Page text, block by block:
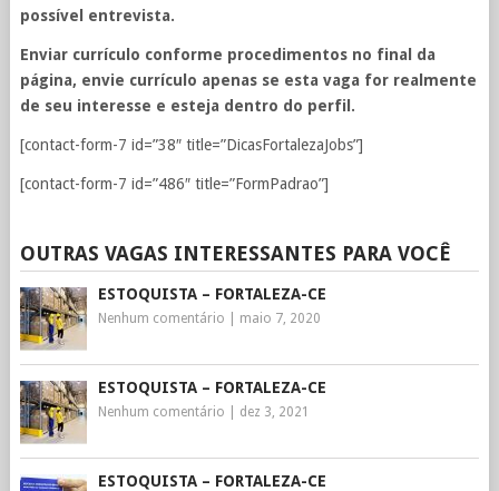
possível entrevista.
Enviar currículo conforme procedimentos no final da
página, envie currículo apenas se esta vaga for realmente
de seu interesse e esteja dentro do perfil.
[contact-form-7 id=”38″ title=”DicasFortalezaJobs”]
[contact-form-7 id=”486″ title=”FormPadrao”]
OUTRAS VAGAS INTERESSANTES PARA VOCÊ
ESTOQUISTA – FORTALEZA-CE
Nenhum comentário maio 7, 2020
ESTOQUISTA – FORTALEZA-CE
Nenhum comentário dez 3, 2021
ESTOQUISTA – FORTALEZA-CE